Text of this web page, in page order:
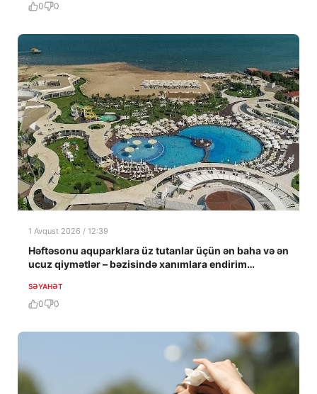
0 0
1 Avqust 2026 / 12:39
Həftəsonu aquparklara üz tutanlar üçün ən baha və ən
ucuz qiymətlər – bəzisində xanımlara endirim…
SƏYAHƏT
0 0